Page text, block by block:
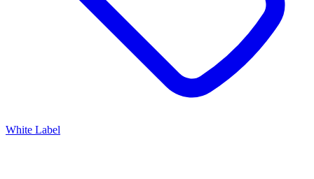
White Label